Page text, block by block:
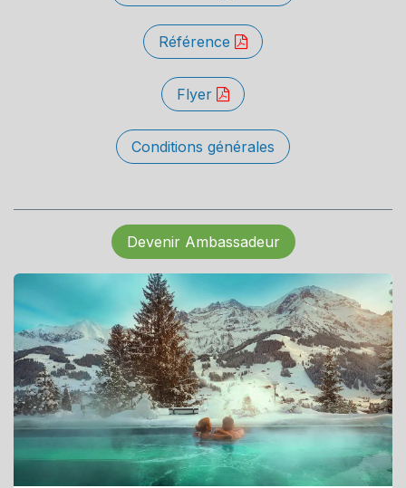
Référence
Flyer
Conditions générales
Devenir Ambassadeur